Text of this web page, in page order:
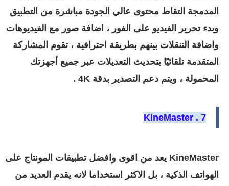
المدمجة التقاط محتوى عالي الجودة مباشرة من التطبيق
وبدء تحرير الفيديو على الفور ، اضافة صور مع الفيديوهات
واضافة التنقلات بينهم بطريقة احترافية ،تقوم المشاركة
المتقدمة تلقائيًا بتحديث التعديلات عبر جميع أجهزتك
المحمولة ، ويتم دعم التصدير بدقة 4K .
7 . KineMaster
KineMaster يعد من اقوى وافضل تطبيقات المونتاج على
الهواتف الذكية ، بل الاكثر استخداما لانه يقدم العديد من